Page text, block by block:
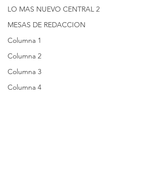
LO MAS NUEVO CENTRAL 2
MESAS DE REDACCION
Columna 1
Columna 2
Columna 3
Columna 4